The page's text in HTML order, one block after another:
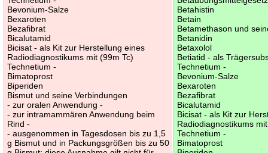
Bevonium-Salze
Bexaroten
Bezafibrat
Bicalutamid
Bicisat - als Kit zur Herstellung eines
Radiodiagnostikums mit (99m Tc)
Technetium -
Bimatoprost
Biperiden
Bismut und seine Verbindungen
- zur oralen Anwendung -
- zur intramammären Anwendung beim
Rind -
- ausgenommen in Tagesdosen bis zu 1,5
g Bismut und in Packungsgrößen bis zu 50
Betahistin
Betain
Betamethason und
Betanidin
Betaxolol
Betiatid - als
Technetium -
Bevonium-Salze
Bexaroten
Bezafibrat
Bicalutamid
Bicisat - als Kit zur
Radiodiagnostikums
Technetium -
Bimatoprost